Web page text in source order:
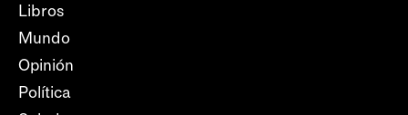
Libros
Mundo
Opinión
Política